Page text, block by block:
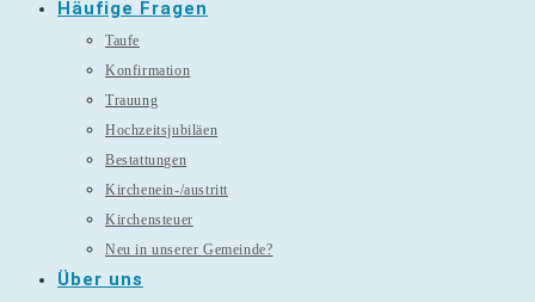
Häufige Fragen
Taufe
Konfirmation
Trauung
Hochzeitsjubiläen
Bestattungen
Kirchenein-/austritt
Kirchensteuer
Neu in unserer Gemeinde?
Über uns